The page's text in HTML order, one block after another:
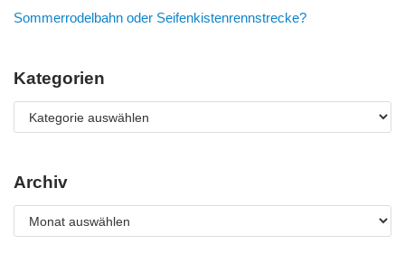
Sommerrodelbahn oder Seifenkistenrennstrecke?
Kategorien
Archiv